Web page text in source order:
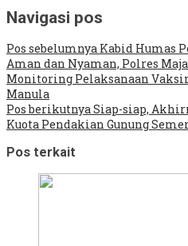
Navigasi pos
Pos sebelumnya Kabid Humas
Aman dan Nyaman, Polres
Monitoring Pelaksanaan
Manula
Pos berikutnyaSiap-siap,
Kuota Pendakian Gunung
Pos terkait